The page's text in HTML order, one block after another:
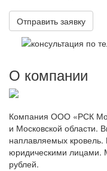
О компании
Компания ООО «РСК
и Московской области.
наплавляемых
юридическими лицами.
рублей.